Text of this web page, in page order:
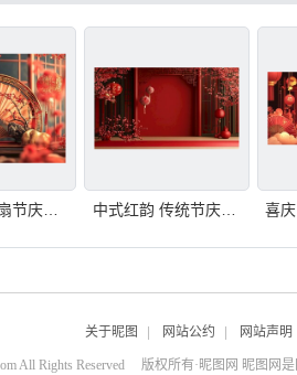
中式红韵 传统节庆场景
关于昵图 | 网站公约 | 网站声明
All Rights Reserved 版权所有·昵图网 昵图网